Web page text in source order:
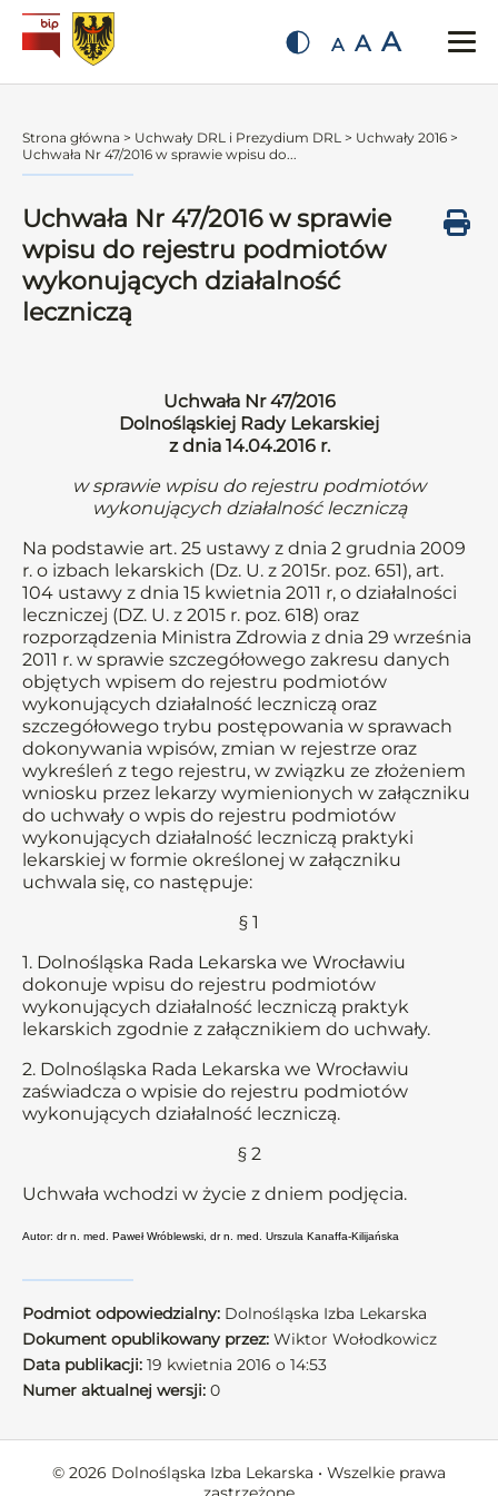
A A A
Strona główna > Uchwały DRL i Prezydium DRL > Uchwały 2016 >
Uchwała Nr 47/2016 w sprawie wpisu do...
Uchwała Nr 47/2016 w sprawie
wpisu do rejestru podmiotów
wykonujących działalność
leczniczą
Uchwała Nr 47/2016
Dolnośląskiej Rady Lekarskiej
z dnia 14.04.2016 r.
w sprawie wpisu do rejestru podmiotów
wykonujących działalność leczniczą
Na podstawie art. 25 ustawy z dnia 2 grudnia 2009
r. o izbach lekarskich (Dz. U. z 2015r. poz. 651), art.
104 ustawy z dnia 15 kwietnia 2011 r, o działalności
leczniczej (DZ. U. z 2015 r. poz. 618) oraz
rozporządzenia Ministra Zdrowia z dnia 29 września
2011 r. w sprawie szczegółowego zakresu danych
objętych wpisem do rejestru podmiotów
wykonujących działalność leczniczą oraz
szczegółowego trybu postępowania w sprawach
dokonywania wpisów, zmian w rejestrze oraz
wykreśleń z tego rejestru, w związku ze złożeniem
wniosku przez lekarzy wymienionych w załączniku
do uchwały o wpis do rejestru podmiotów
wykonujących działalność leczniczą praktyki
lekarskiej w formie określonej w załączniku
uchwala się, co następuje:
§ 1
1. Dolnośląska Rada Lekarska we Wrocławiu
dokonuje wpisu do rejestru podmiotów
wykonujących działalność leczniczą praktyk
lekarskich zgodnie z załącznikiem do uchwały.
2. Dolnośląska Rada Lekarska we Wrocławiu
zaświadcza o wpisie do rejestru podmiotów
wykonujących działalność leczniczą.
§ 2
Uchwała wchodzi w życie z dniem podjęcia.
Autor: dr n. med. Paweł Wróblewski, dr n. med. Urszula Kanaffa-Kilijańska
Podmiot odpowiedzialny: Dolnośląska Izba Lekarska
Dokument opublikowany przez: Wiktor Wołodkowicz
Data publikacji: 19 kwietnia 2016 o 14:53
Numer aktualnej wersji: 0
© 2026 Dolnośląska Izba Lekarska • Wszelkie prawa